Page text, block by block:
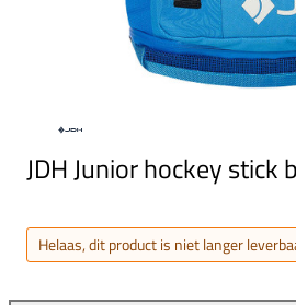
JDH Junior hockey stick
Helaas, dit product is niet langer